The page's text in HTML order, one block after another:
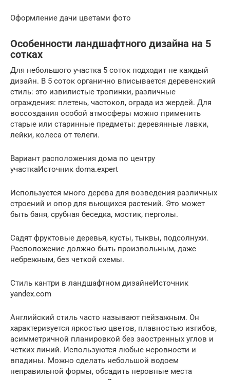
Оформление дачи цветами фото
Особенности ландшафтного дизайна на 5
сотках
Для небольшого участка 5 соток подходит не каждый
дизайн. В 5 соток органично вписывается деревенский
стиль: это извилистые тропинки, различные
ограждения: плетень, частокол, ограда из жердей. Для
воссоздания особой атмосферы можно применить
старые или старинные предметы: деревянные лавки,
лейки, колеса от телеги.
Вариант расположения дома по центру
участкаИсточник doma.expert
Используется много дерева для возведения различных
строений и опор для вьющихся растений. Это может
быть баня, срубная беседка, мостик, перголы.
Садят фруктовые деревья, кусты, тыквы, подсолнухи.
Расположение должно быть произвольным, даже
небрежным, без четкой схемы.
Стиль кантри в ландшафтном дизайнеИсточник
yandex.com
Английский стиль часто называют пейзажным. Он
характеризуется яркостью цветов, плавностью изгибов,
асимметричной планировкой без заостренных углов и
четких линий. Используются любые неровности и
впадины. Можно сделать небольшой водоем
неправильной формы, обсадить неровные места